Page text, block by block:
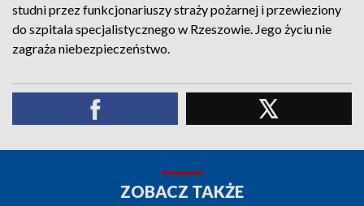
studni przez funkcjonariuszy straży pożarnej i przewieziony
do szpitala specjalistycznego w Rzeszowie. Jego życiu nie
zagraża niebezpieczeństwo.
ZOBACZ TAKŻE